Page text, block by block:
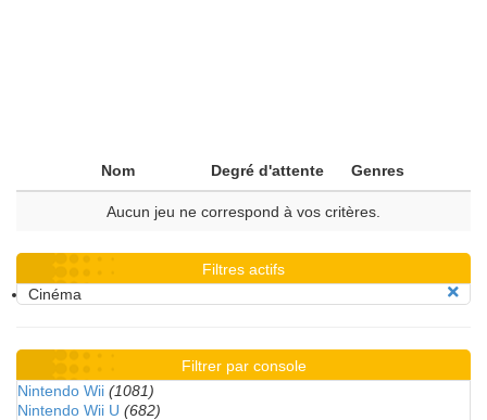
Nom Degré d'attente Genres
Aucun jeu ne correspond à vos critères.
Filtres actifs
Cinéma
Filtrer par console
Nintendo Wii (1081)
Nintendo Wii U (682)